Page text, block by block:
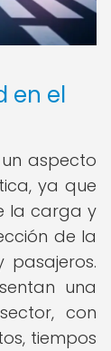
en el
aspecto
ya que
la carga y
de la
pasajeros.
una
con
tiempos